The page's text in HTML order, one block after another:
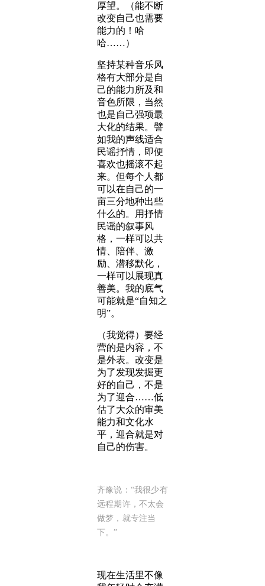
厚望。（能不断
改变自己也需要
能力的！哈
哈……）
坚持某种音乐风
格有大部分是自
己的能力所及和
音色所限，当然
也是自己强项最
大化的结果。譬
如我的声线适合
民谣抒情，即便
喜欢也摇滚不起
来。但每个人都
可以在自己的一
亩三分地种出些
什么的。用抒情
民谣的叙事风
格，一样可以共
情、陪伴、激
励、潜移默化，
一样可以展现真
善美。我的底气
可能就是“自知之
明”。
（我觉得）要经
营的是内容，不
是外表。改变是
为了发现发掘更
好的自己，不是
为了迎合……低
估了大众的审美
能力和文化水
平，迎合就是对
自己的伤害。
齐豫说：“我很少有
远程期许，不太会
做梦，就专注当
下。”
现在生活里不像